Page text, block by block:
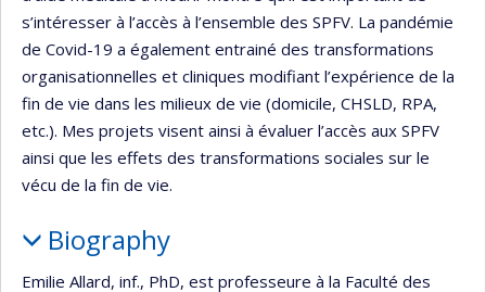
s’intéresser à l’accès à l’ensemble des SPFV. La pandémie
de Covid-19 a également entrainé des transformations
organisationnelles et cliniques modifiant l’expérience de la
fin de vie dans les milieux de vie (domicile, CHSLD, RPA,
etc.). Mes projets visent ainsi à évaluer l’accès aux SPFV
ainsi que les effets des transformations sociales sur le
vécu de la fin de vie.
Biography
Emilie Allard, inf., PhD, est professeure à la Faculté des